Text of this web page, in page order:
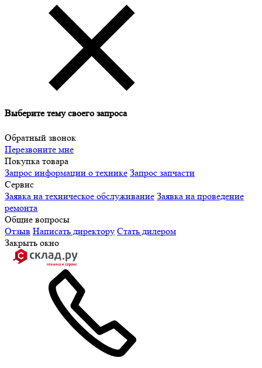
Выберите тему своего запроса
Обратный звонок
Перезвоните мне
Покупка товара
Запрос информации о технике Запрос запчасти
Сервис
Заявка на техническое обслуживание Заявка на проведение
ремонта
Общие вопросы
Отзыв Написать директору Стать дилером
Закрыть окно